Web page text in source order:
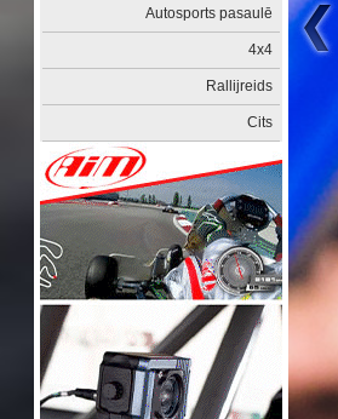
Autosports pasaulē
4x4
Rallijreids
Cits